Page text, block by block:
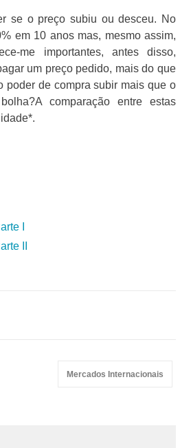
se o preço subiu ou desceu. No
em 10 anos mas, mesmo assim,
me importantes, antes disso,
um preço pedido, mais do que
poder de compra subir mais que o
comparação entre estas
I
II
Mercados Internacionais